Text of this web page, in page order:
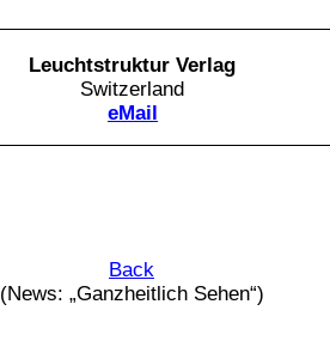
Leuchtstruktur Verlag
Switzerland
eMail
Back
(News: „Ganzheitlich Sehen“)